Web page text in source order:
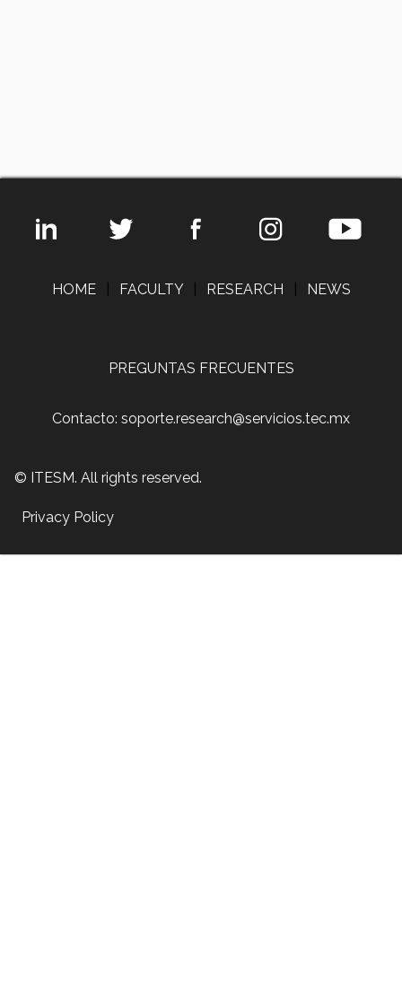
HOME FACULTY RESEARCH NEWS
PREGUNTAS FRECUENTES
Contacto: soporte.research@servicios.tec.mx
© ITESM. All rights reserved.
Privacy Policy